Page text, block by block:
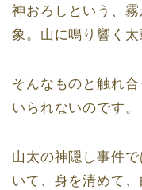
神おろしという、
象。山に鳴り響く太
そんなものと触れ
いられないのです。
山太の神隠し事件
いて、身を清めて